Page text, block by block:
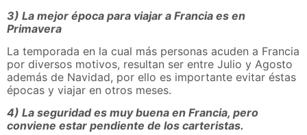
3) La mejor época para viajar a Francia es en
Primavera
La temporada en la cual más personas acuden a Francia
por diversos motivos, resultan ser entre Julio y Agosto
además de Navidad, por ello es importante evitar éstas
épocas y viajar en otros meses.
4) La seguridad es muy buena en Francia, pero
conviene estar pendiente de los carteristas.